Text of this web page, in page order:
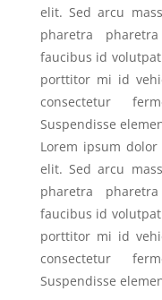
elit. Sed arcu
pharetra
faucibus id
porttitor mi id
consectetur
Suspendisse
Lorem ipsum
elit. Sed arcu
pharetra
faucibus id
porttitor mi id
consectetur
Suspendisse